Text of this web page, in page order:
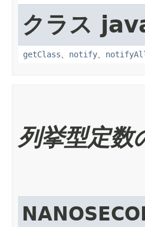
クラス
getClass、 notify、
列挙型定数